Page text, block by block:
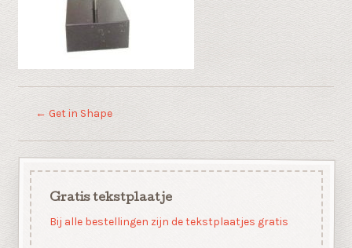
← Get in Shape
Gratis tekstplaatje
Bij alle bestellingen zijn de tekstplaatjes gratis